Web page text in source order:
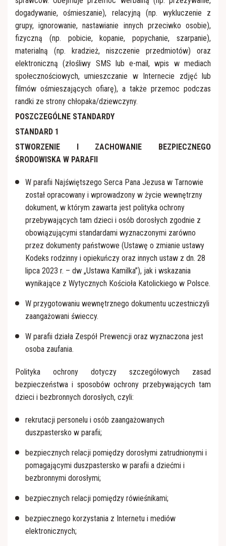
dogadywanie, ośmieszanie), relacyjną (np. wykluczenie z
grupy, ignorowanie, nastawianie innych przeciwko osobie),
fizyczną (np. pobicie, kopanie, popychanie, szarpanie),
materialną (np. kradzież, niszczenie przedmiotów) oraz
elektroniczną (złośliwy SMS lub e-mail, wpis w mediach
społecznościowych, umieszczanie w Internecie zdjęć lub
filmów ośmieszających ofiarę), a także przemoc podczas
randki ze strony chłopaka/dziewczyny.
POSZCZEGÓLNE STANDARDY
STANDARD 1
STWORZENIE I ZACHOWANIE BEZPIECZNEGO
ŚRODOWISKA W PARAFII
W parafii Najświętszego Serca Pana Jezusa w Tarnowie
został opracowany i wprowadzony w życie wewnętrzny
dokument, w którym zawarta jest polityka ochrony
przebywających tam dzieci i osób dorosłych zgodnie z
obowiązującymi standardami wyznaczonymi zarówno
przez dokumenty państwowe (Ustawę o zmianie ustawy
Kodeks rodzinny i opiekuńczy oraz innych ustaw z dn. 28
lipca 2023 r. – dw „Ustawa Kamilka”), jak i wskazania
wynikające z Wytycznych Kościoła Katolickiego w Polsce.
W przygotowaniu wewnętrznego dokumentu uczestniczyli
zaangażowani świeccy.
W parafii działa Zespół Prewencji oraz wyznaczona jest
osoba zaufania.
Polityka ochrony dotyczy szczegółowych zasad
bezpieczeństwa i sposobów ochrony przebywających tam
dzieci i bezbronnych dorosłych, czyli:
rekrutacji personelu i osób zaangażowanych
duszpastersko w parafii;
bezpiecznych relacji pomiędzy dorosłymi zatrudnionymi i
pomagającymi duszpastersko w parafii a dziećmi i
bezbronnymi dorosłymi;
bezpiecznych relacji pomiędzy rówieśnikami;
bezpiecznego korzystania z Internetu i mediów
elektronicznych;